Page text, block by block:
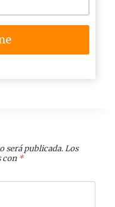
será publicada. Los
con *